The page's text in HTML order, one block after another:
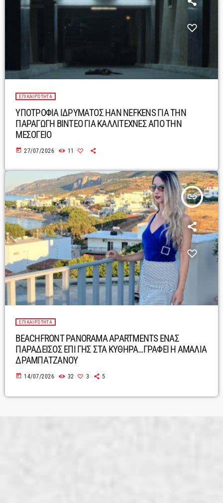
ΕΠΙΚΑΙΡΌΤΗΤΑ
ΥΠΟΤΡΟΦΙΑ ΙΔΡΥΜΑΤΟΣ HAN NEFKENS ΓΙΑ ΤΗΝ
ΠΑΡΑΓΩΓΗ ΒΙΝΤΕΟ ΓΙΑ ΚΑΛΛΙΤΕΧΝΕΣ ΑΠΟ ΤΗΝ
ΜΕΣΟΓΕΙΟ
today 27/07/2026 11
insert_link
ΕΠΙΚΑΙΡΌΤΗΤΑ
BEACHFRONT PANORAMA APARTMENTS ΕΝΑΣ
ΠΑΡΑΔΕΙΣΟΣ ΕΠΙ ΓΗΣ ΣΤΑ ΚΥΘΗΡΑ…ΓΡΑΦΕΙ Η ΑΜΑΛΙΑ
ΔΡΑΜΠΑΤΖΑΝΟΥ
today 14/07/2026 32 3 5